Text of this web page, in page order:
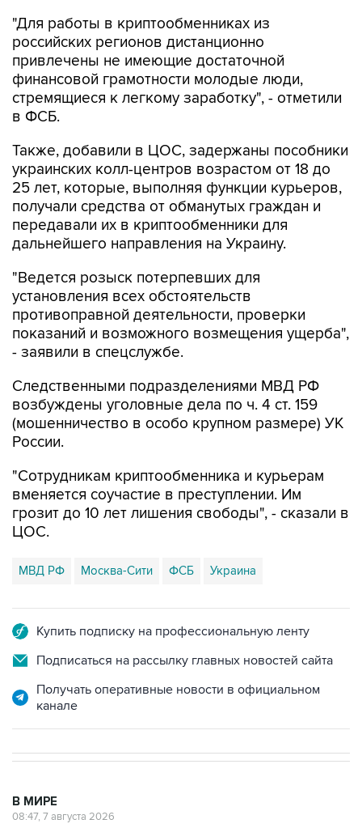
"Для работы в криптообменниках из
российских регионов дистанционно
привлечены не имеющие достаточной
финансовой грамотности молодые люди,
стремящиеся к легкому заработку", - отметили
в ФСБ.
Также, добавили в ЦОС, задержаны пособники
украинских колл-центров возрастом от 18 до
25 лет, которые, выполняя функции курьеров,
получали средства от обманутых граждан и
передавали их в криптообменники для
дальнейшего направления на Украину.
"Ведется розыск потерпевших для
установления всех обстоятельств
противоправной деятельности, проверки
показаний и возможного возмещения ущерба",
- заявили в спецслужбе.
Следственными подразделениями МВД РФ
возбуждены уголовные дела по ч. 4 ст. 159
(мошенничество в особо крупном размере) УК
России.
"Сотрудникам криптообменника и курьерам
вменяется соучастие в преступлении. Им
грозит до 10 лет лишения свободы", - сказали в
ЦОС.
МВД РФ Москва-Сити ФСБ Украина
Купить подписку на профессиональную ленту
Подписаться на рассылку главных новостей сайта
Получать оперативные новости в официальном
канале
В МИРЕ
08:47, 7 августа 2026